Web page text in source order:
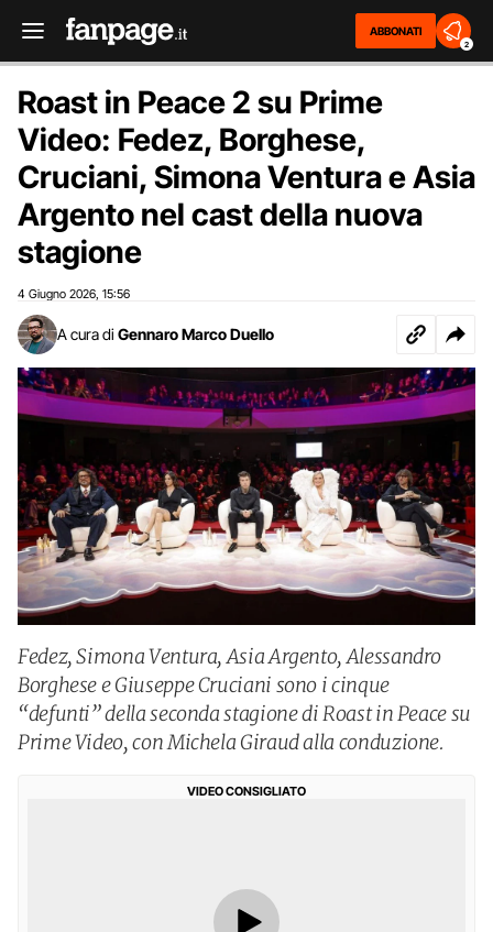
ABBONATI
2
Roast in Peace 2 su Prime
Video: Fedez, Borghese,
Cruciani, Simona Ventura e Asia
Argento nel cast della nuova
stagione
4 Giugno 2026 15:56
A cura di Gennaro Marco Duello
Fedez, Simona Ventura, Asia Argento, Alessandro
Borghese e Giuseppe Cruciani sono i cinque
“defunti” della seconda stagione di Roast in Peace su
Prime Video, con Michela Giraud alla conduzione.
VIDEO CONSIGLIATO